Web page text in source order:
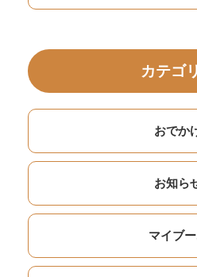
カテゴ
おでか
お知ら
マイブ